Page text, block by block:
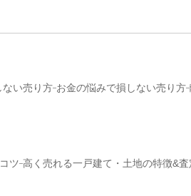
ない売り方 お金の悩みで損しない売り方
ツ 高く売れる一戸建て・土地の特徴&